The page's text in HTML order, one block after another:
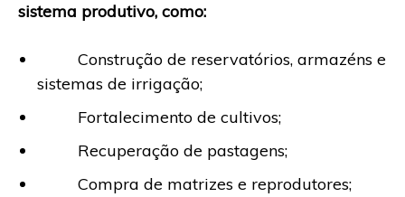
sistema produtivo, como:
Construção de reservatórios, armazéns e
sistemas de irrigação;
Fortalecimento de cultivos;
Recuperação de pastagens;
Compra de matrizes e reprodutores;